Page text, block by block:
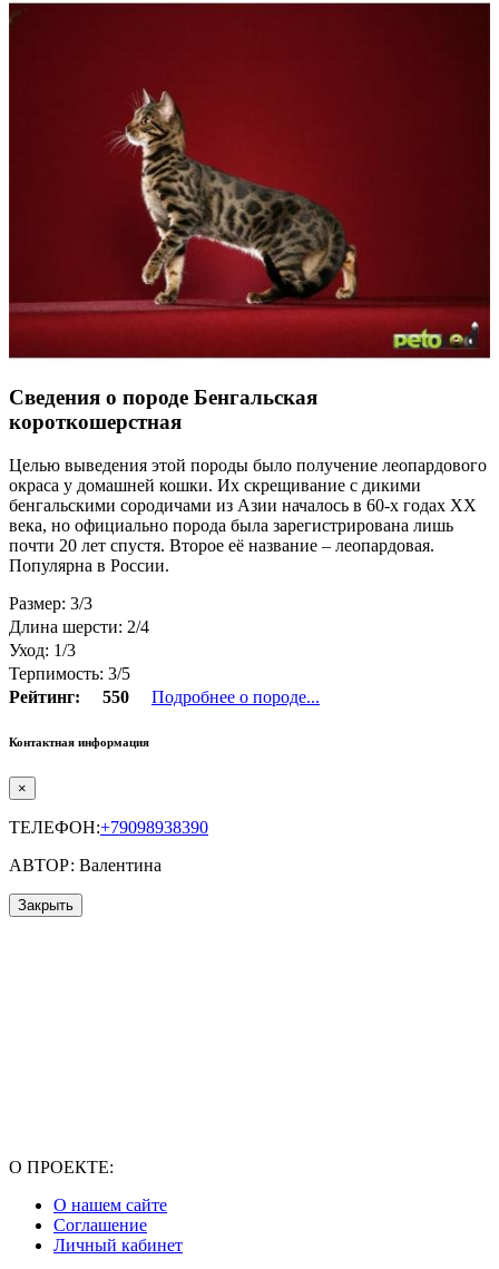
Сведения о породе Бенгальская
короткошерстная
Целью выведения этой породы было получение леопардового
окраса у домашней кошки. Их скрещивание с дикими
бенгальскими сородичами из Азии началось в 60-х годах XX
века, но официально порода была зарегистрирована лишь
почти 20 лет спустя. Второе её название – леопардовая.
Популярна в России.
Размер: 3/3
Длина шерсти: 2/4
Уход: 1/3
Терпимость: 3/5
Рейтинг:
550 Подробнее о породе...
Контактная информация
×
ТЕЛЕФОН:+79098938390
АВТОР: Валентина
Закрыть
О ПРОЕКТЕ:
О нашем сайте
Соглашение
Личный кабинет